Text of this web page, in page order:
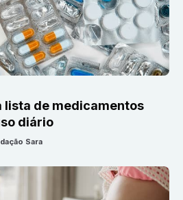
lista de medicamentos
diário
Sara